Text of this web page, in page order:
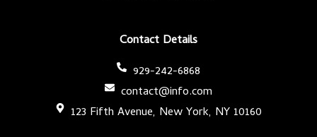
Contact Details
929-242-6868
contact@info.com
123 Fifth Avenue, New York, NY 10160